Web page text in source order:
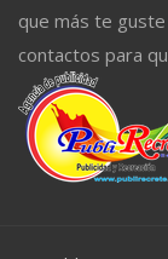
que más te
contactos para